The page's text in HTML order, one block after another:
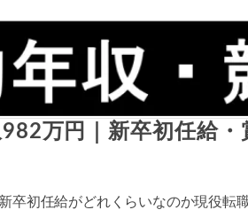
万円｜新卒初任給
卒初任給がどれくらいなのか現役転